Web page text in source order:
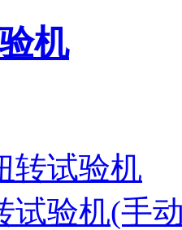
机
转试验机
试验机(手